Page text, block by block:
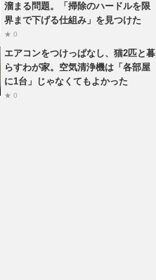
溜まる問題。「掃除のハードルを限
界まで下げる仕組み」を見つけた
★ 0
エアコンをつけっぱなし、猫2匹と暮
らすわが家。空気清浄機は「各部屋
に1台」じゃなくてもよかった
★ 0